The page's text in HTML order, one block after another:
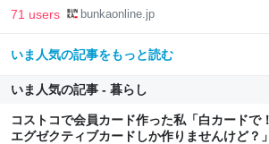
71 users bunkaonline.jp
いま人気の記事をもっと読む
いま人気の記事 - 暮らし
コストコで会員カード作った私「白カードで
エグゼクティブカードしか作りませんけど